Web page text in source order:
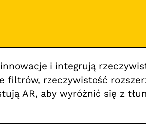
i integrują
filtrów, rzeczywistość
AR, aby wyróżnić się z